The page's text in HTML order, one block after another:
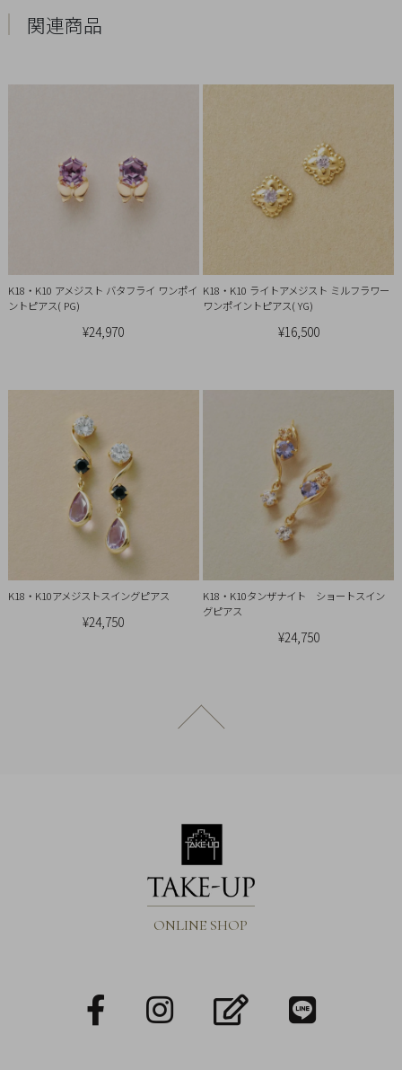
関連商品
K18・K10 アメジスト バタフライ ワンポイ
ントピアス( PG)
¥24,970
K18・K10 ライトアメジスト ミルフラワー
ワンポイントピアス( YG)
¥16,500
K18・K10アメジストスイングピアス
¥24,750
K18・K10タンザナイト ショートスイン
グピアス
¥24,750
ページトップへ戻る
ONLINE SHOP
facebook
Instagram
blogLINE
要
定